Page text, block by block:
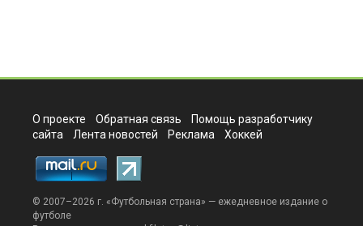
О проекте Обратная связь
Помощь разработчику
сайта
Лента новостей Реклама Хоккей
© 2007–2026 г. «Футбольная страна» — ежедневное издание о
футболе